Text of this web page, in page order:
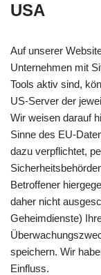
USA
Auf unserer
Unternehmen mit
Tools aktiv sind,
US-Server der
Wir weisen darauf
Sinne des EU-
dazu verpflichtet,
Betroffener
daher nicht
Geheimdienste)
speichern. Wir
Einfluss.